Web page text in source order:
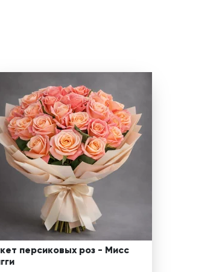
персиковых роз - Мисс